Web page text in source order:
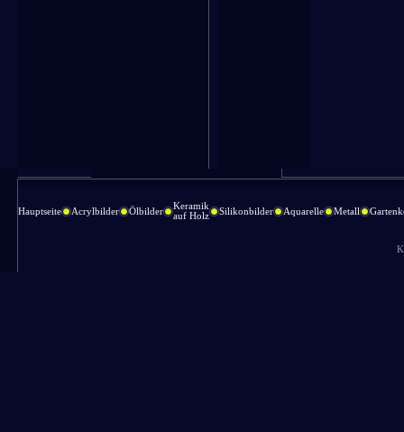
Hauptseite Acrylbilder Ölbilder
Keramik
auf Holz
Silikonbilder Aquarelle Metall